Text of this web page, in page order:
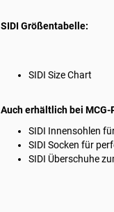
SIDI Größentabelle:
SIDI Size Chart
Auch erhältlich bei MCG-
SIDI Innensohlen
SIDI Socken für
SIDI Überschuhe